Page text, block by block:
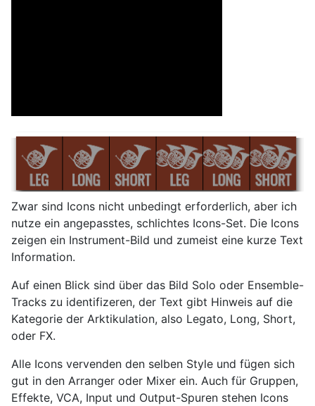
Zwar sind Icons nicht unbedingt erforderlich, aber ich
nutze ein angepasstes, schlichtes Icons-Set. Die Icons
zeigen ein Instrument-Bild und zumeist eine kurze Text
Information.
Auf einen Blick sind über das Bild Solo oder Ensemble-
Tracks zu identifizeren, der Text gibt Hinweis auf die
Kategorie der Arktikulation, also Legato, Long, Short,
oder FX.
Alle Icons vervenden den selben Style und fügen sich
gut in den Arranger oder Mixer ein. Auch für Gruppen,
Effekte, VCA, Input und Output-Spuren stehen Icons